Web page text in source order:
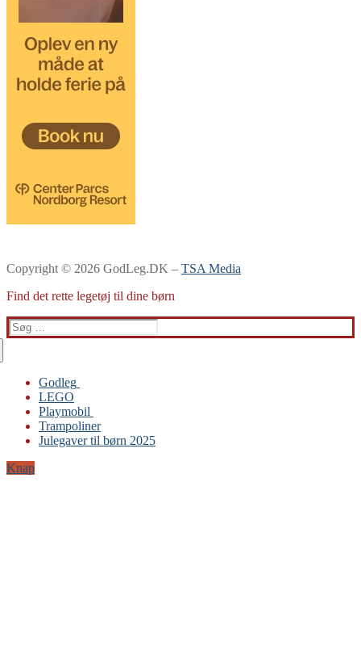
Copyright © 2026 GodLeg.DK – TSA Media
Find det rette legetøj til dine børn
Søg
efter:
Godleg
Gabby’s Dukkehus
Playmobil
Trampoliner
LEGO
LEGO
Playmobil
Trampoliner
Julegaver til børn 2025
Knap